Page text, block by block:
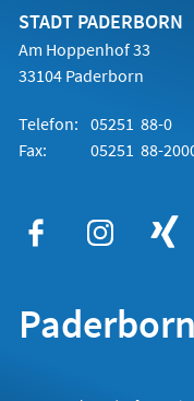
STADT PADERBORN
Am Hoppenhof 33
33104 Paderborn
Telefon: 05251 88-0
Fax:
05251 88-